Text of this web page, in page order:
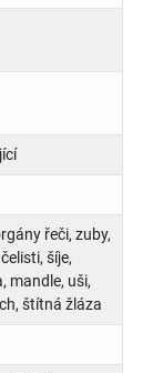
řeči, zuby,
šíje,
mandle, uši,
štítná žláza